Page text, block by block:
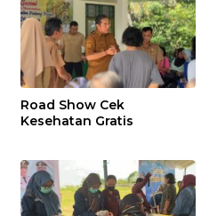
Road Show Cek
Kesehatan Gratis